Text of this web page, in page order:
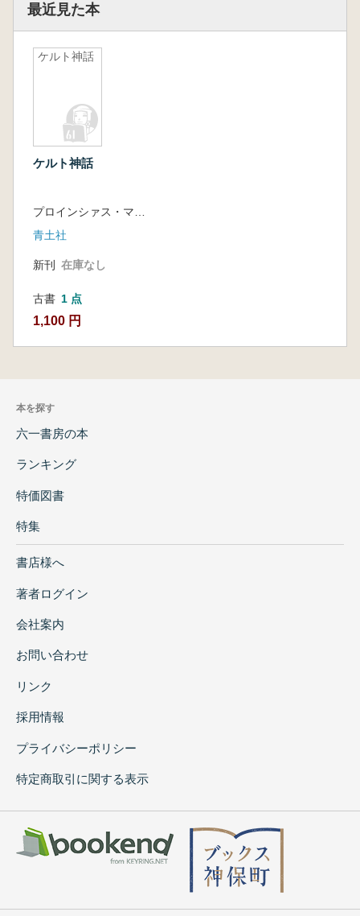
最近見た本
ケルト神話
ケルト神話
プロインシァス・マッカーナ 著
青土社
新刊 在庫なし
古書 1 点
1,100 円
本を探す
六一書房の本
ランキング
特価図書
特集
書店様へ
著者ログイン
会社案内
お問い合わせ
リンク
採用情報
プライバシーポリシー
特定商取引に関する表示